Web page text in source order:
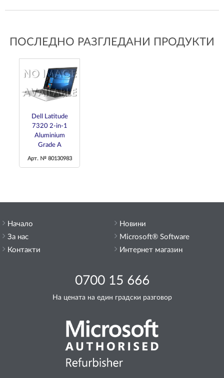
ПОСЛЕДНО РАЗГЛЕДАНИ ПРОДУКТИ
Dell Latitude
7320 2-in-1
Aluminium
Grade A
Арт. № 80130983
Начало
За нас
Контакти
0700 15 666
На цената на един градски разговор
Новини
Microsoft® Software
Интернет магазин